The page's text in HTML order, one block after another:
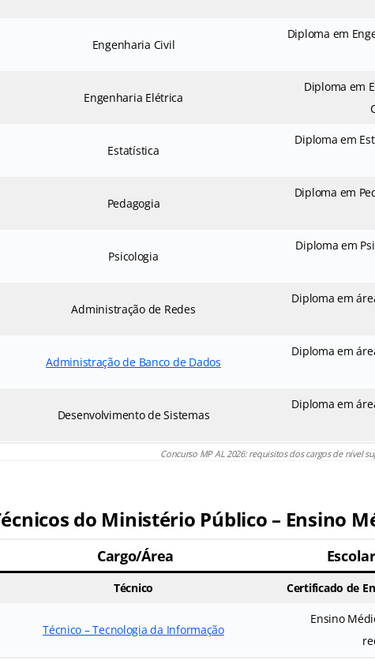
Engenharia Civil
Diploma em
Engenharia Elétrica
Diploma em
Estatística
Diploma em
Pedagogia
Diploma em
Psicologia
Diploma em
Administração de Redes
Diploma em
Administração de Banco de Dados
Diploma em
Desenvolvimento de Sistemas
Diploma em
Concurso MP AL 2026: requisitos dos cargos de nível
do Ministério Público – Ensino
Cargo/Área
Técnico Certificado de
Técnico – Tecnologia da Informação
Ensino